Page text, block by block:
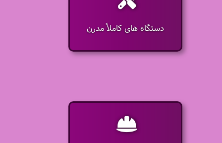
دستگاه های کاملاً مدرن